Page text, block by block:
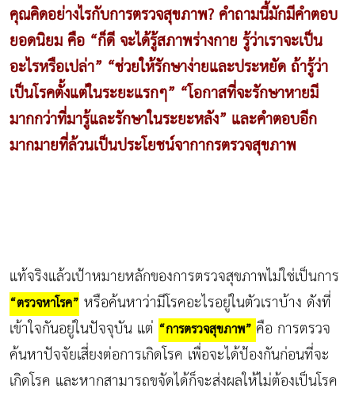
คุณคิดอย่างไรกับการตรวจสุขภาพ? คำถามนี้มักมีคำตอบ
ยอดนิยม คือ “ก็ดี จะได้รู้สภาพร่างกาย รู้ว่าเราจะเป็น
อะไรหรือเปล่า” “ช่วยให้รักษาง่ายและประหยัด ถ้ารู้ว่า
เป็นโรคตั้งแต่ในระยะแรกๆ” “โอกาสที่จะรักษาหายมี
มากกว่าที่มารู้และรักษาในระยะหลัง” และคำตอบอีก
มากมายที่ล้วนเป็นประโยชน์จากากรตรวจสุขภาพ
แท้จริงแล้วเป้าหมายหลักของการตรวจสุขภาพไม่ใช่เป็นการ
“ตรวจหาโรค” หรือค้นหาว่ามีโรคอะไรอยู่ในตัวเราบ้าง ดังที่
เข้าใจกันอยู่ในปัจจุบัน แต่ “การตรวจสุขภาพ” คือ การตรวจ
ค้นหาปัจจัยเสี่ยงต่อการเกิดโรค เพื่อจะได้ป้องกันก่อนที่จะ
เกิดโรค และหากสามารถขจัดได้ก็จะส่งผลให้ไม่ต้องเป็นโรค